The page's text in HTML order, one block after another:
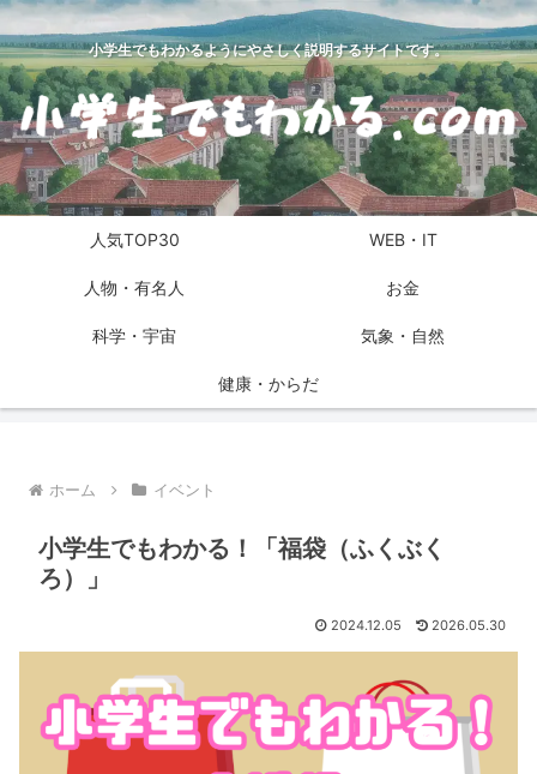
小学生でもわかるようにやさしく説明するサイトです。
人気TOP30 WEB・IT
人物・有名人 お金
科学・宇宙 気象・自然
健康・からだ
ホーム イベント
小学生でもわかる！「福袋（ふくぶく
ろ）」
2024.12.05 2026.05.30